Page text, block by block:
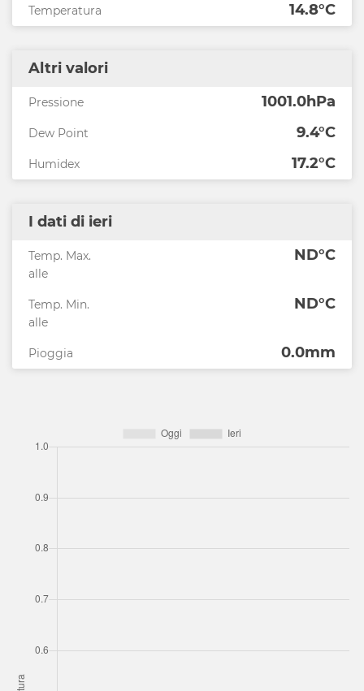
Temperatura 14.8°C
Altri valori
Pressione 1001.0hPa
Dew Point 9.4°C
Humidex 17.2°C
I dati di ieri
Temp. Max. ND°C
alle
Temp. Min. ND°C
alle
Pioggia 0.0mm